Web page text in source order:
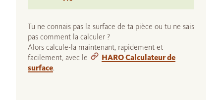
Tu ne connais pas la surface de ta pièce ou tu ne sais
pas comment la calculer ?
Alors calcule-la maintenant, rapidement et
facilement, avec le
HARO Calculateur de
surface.